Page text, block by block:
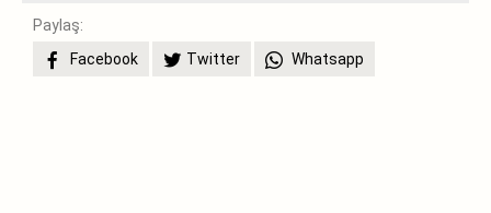
Paylaş:
Facebook
Twitter Whatsapp